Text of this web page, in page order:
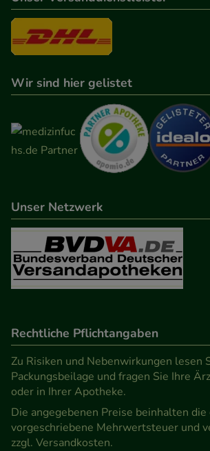
Wir sind hier gelistet
Unser Netzwerk
Rechtliche Pflichtangaben
Zu Risiken und Nebenwirkungen lesen
Packungsbeilage und fragen Sie Ihre
oder in Ihrer Apotheke.
Die angegebenen Preise beinhalten
vorgeschriebene Mehrwertsteuer und
zzgl. Versandkosten.